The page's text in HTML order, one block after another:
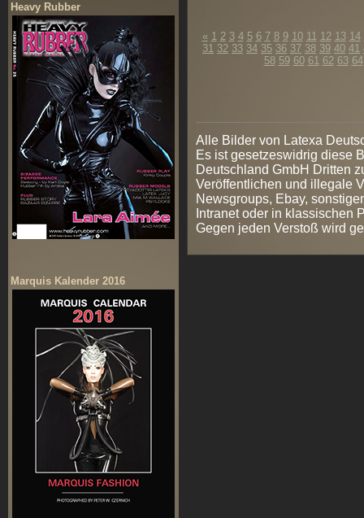
Heavy Rubber
Marquis Kalender 2016
« 1 2 3 4 5 6 7 8 9 10 11 12 13 14
31 32 33 34 35 36 37 38 39 40 41
58 59 60 61 62 63 64
Alle Bilder von Latexa
Es ist gesetzeswidrig diese
Deutschland GmbH Dritten
Veröffentlichen und illegale
Newsgroups, Ebay,
Intranet oder in klassischen
Gegen jeden Verstoß wird